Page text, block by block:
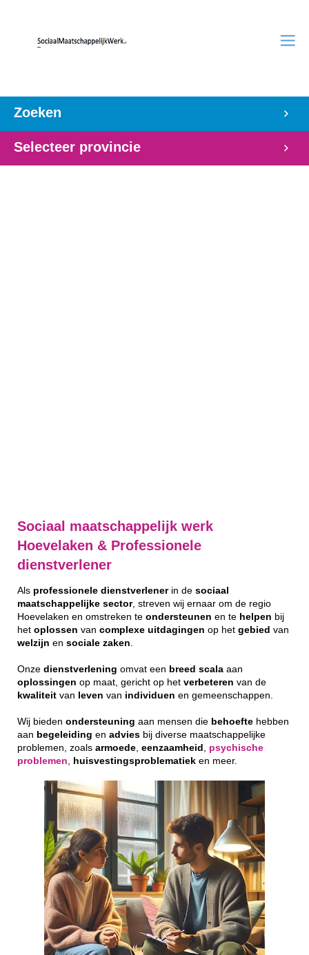
Zoeken
Selecteer provincie
Sociaal maatschappelijk werk
Hoevelaken & Professionele
dienstverlener
Als professionele dienstverlenerin de sociaal
maatschappelijke sector, streven wij ernaar om de regio
Hoevelaken en omstreken te ondersteunen en te helpen bij
het oplossen van complexe uitdagingen op het gebied van
welzijn en sociale zaken
Onze dienstverlening omvat een breed scala aan
oplossingen op maat, gericht op het verbeteren van de
kwaliteit van leven van individuen en gemeenschappen.
Wij bieden ondersteuning aan mensen die behoefte hebben
aan begeleiding en advies bij diverse maatschappelijke
problemen, zoals armoede eenzaamheid
psychische
problemen
huisvestingsproblematiek en meer.